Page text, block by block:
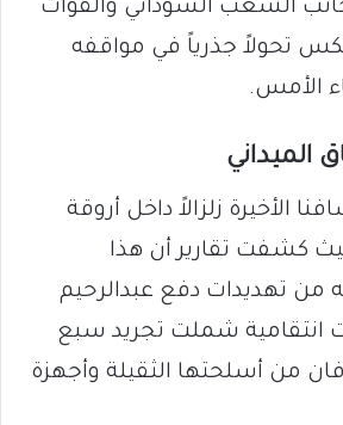
الشعب السوداني والقوات
تحولاً جذرياً في مواقفه
الأمس.
الميداني
الأخيرة زلزالاً داخل أروقة
كشفت تقارير أن هذا
من تهديدات دفع عبدالرحيم
انتقامية شملت تجريد سبع
من أسلحتها الثقيلة وأجهزة